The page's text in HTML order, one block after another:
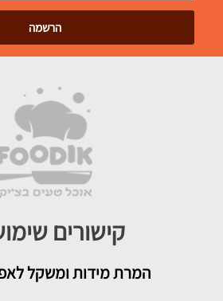
קישורים
המרת מידות ומשקל